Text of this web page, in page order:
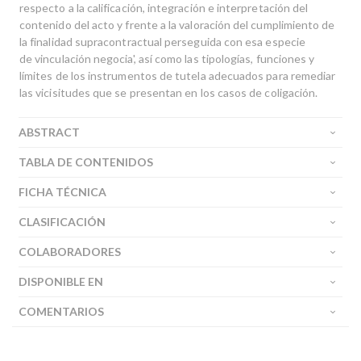
respecto a la calificación, integración e interpretación del
contenido del acto y frente a la valoración del cumplimiento de
la finalidad supracontractual perseguida con esa especie
de vinculación negocia', así como las tipologías, funciones y
límites de los instrumentos de tutela adecuados para remediar
las vicisitudes que se presentan en los casos de coligación.
ABSTRACT
TABLA DE CONTENIDOS
FICHA TÉCNICA
CLASIFICACIÓN
COLABORADORES
DISPONIBLE EN
COMENTARIOS